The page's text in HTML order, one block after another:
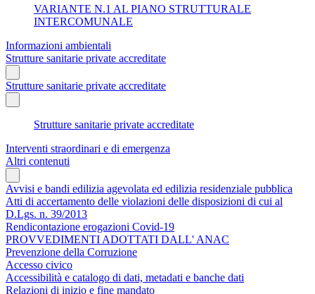
VARIANTE N.1 AL PIANO STRUTTURALE
INTERCOMUNALE
Informazioni ambientali
Strutture sanitarie private accreditate
Strutture sanitarie private accreditate
Strutture sanitarie private accreditate
Interventi straordinari e di emergenza
Altri contenuti
Avvisi e bandi edilizia agevolata ed edilizia residenziale pubblica
Atti di accertamento delle violazioni delle disposizioni di cui al
D.Lgs. n. 39/2013
Rendicontazione erogazioni Covid-19
PROVVEDIMENTI ADOTTATI DALL' ANAC
Prevenzione della Corruzione
Accesso civico
Accessibilità e catalogo di dati, metadati e banche dati
Relazioni di inizio e fine mandato